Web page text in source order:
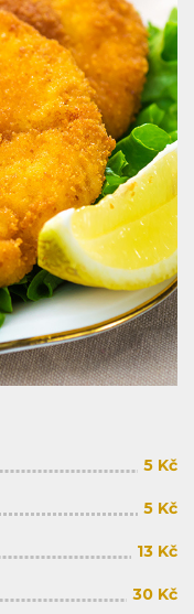
5 Kč
5 Kč
13 Kč
30 Kč